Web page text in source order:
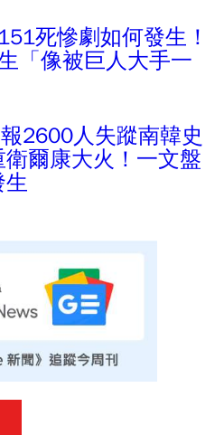
死慘劇如何發生！
「像被巨人大手一
2600人失蹤南韓史
爾康大火！一文盤
生